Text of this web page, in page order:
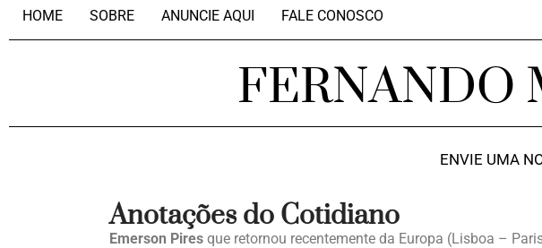
HOME SOBRE ANUNCIE AQUI FALE CONOSCO
FERNANDO
ENVIE UMA
Anotações do Cotidiano
Emerson Pires que retornou recentemente da Europa (Lisboa –